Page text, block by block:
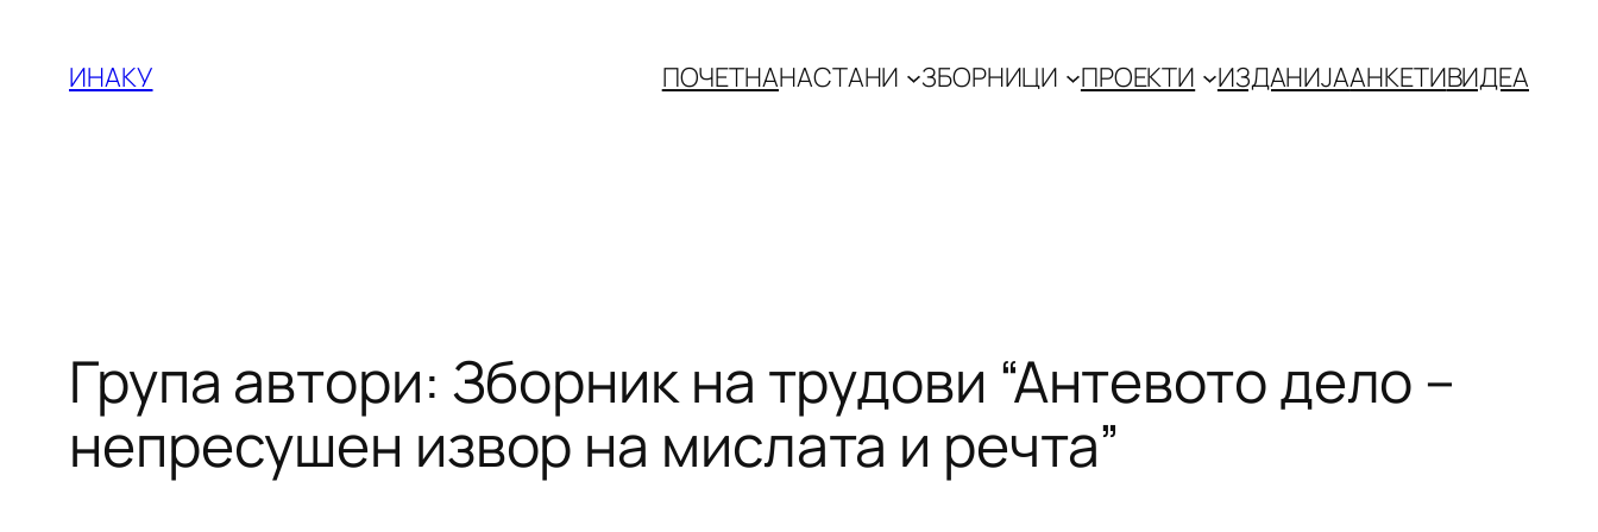
содржината
ИНАКУ ПОЧЕТНАНАСТАНИ ЗБОРНИЦИ ПРОЕКТИ ИЗДАНИЈААНКЕТИВИДЕА
Група автори: Зборник на трудови “Антевото дело –
непресушен извор на мислата и речта”